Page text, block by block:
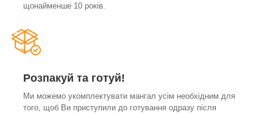
щонайменше 10 років.
Розпакуй та готуй!
Ми можемо укомплектувати мангал усім необхідним для
того, щоб Ви приступили до готування одразу після